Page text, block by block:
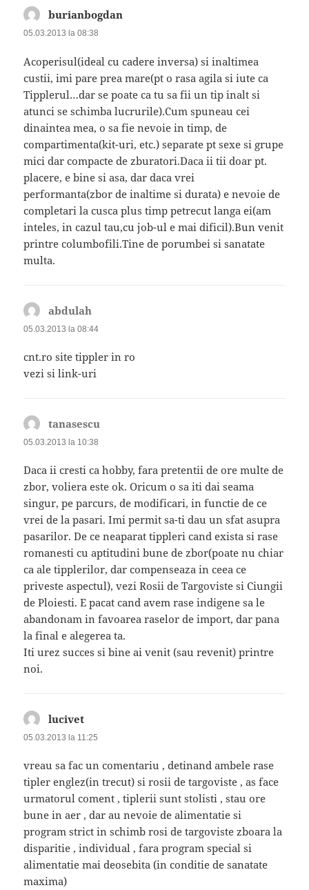
burianbogdan
05.03.2013 la 08:38
Acoperisul(ideal cu cadere inversa) si inaltimea
custii, imi pare prea mare(pt o rasa agila si iute ca
Tipplerul…dar se poate ca tu sa fii un tip inalt si
atunci se schimba lucrurile).Cum spuneau cei
dinaintea mea, o sa fie nevoie in timp, de
compartimenta(kit-uri, etc.) separate pt sexe si grupe
mici dar compacte de zburatori.Daca ii tii doar pt.
placere, e bine si asa, dar daca vrei
performanta(zbor de inaltime si durata) e nevoie de
completari la cusca plus timp petrecut langa ei(am
inteles, in cazul tau,cu job-ul e mai dificil).Bun venit
printre columbofili.Tine de porumbei si sanatate
multa.
abdulah
05.03.2013 la 08:44
cnt.ro site tippler in ro
vezi si link-uri
tanasescu
05.03.2013 la 10:38
Daca ii cresti ca hobby, fara pretentii de ore multe de
zbor, voliera este ok. Oricum o sa iti dai seama
singur, pe parcurs, de modificari, in functie de ce
vrei de la pasari. Imi permit sa-ti dau un sfat asupra
pasarilor. De ce neaparat tippleri cand exista si rase
romanesti cu aptitudini bune de zbor(poate nu chiar
ca ale tipplerilor, dar compenseaza in ceea ce
priveste aspectul), vezi Rosii de Targoviste si Ciungii
de Ploiesti. E pacat cand avem rase indigene sa le
abandonam in favoarea raselor de import, dar pana
la final e alegerea ta.
Iti urez succes si bine ai venit (sau revenit) printre
noi.
lucivet
05.03.2013 la 11:25
vreau sa fac un comentariu , detinand ambele rase
tipler englez(in trecut) si rosii de targoviste , as face
urmatorul coment , tiplerii sunt stolisti , stau ore
bune in aer , dar au nevoie de alimentatie si
program strict in schimb rosi de targoviste zboara la
disparitie , individual , fara program special si
alimentatie mai deosebita (in conditie de sanatate
maxima)